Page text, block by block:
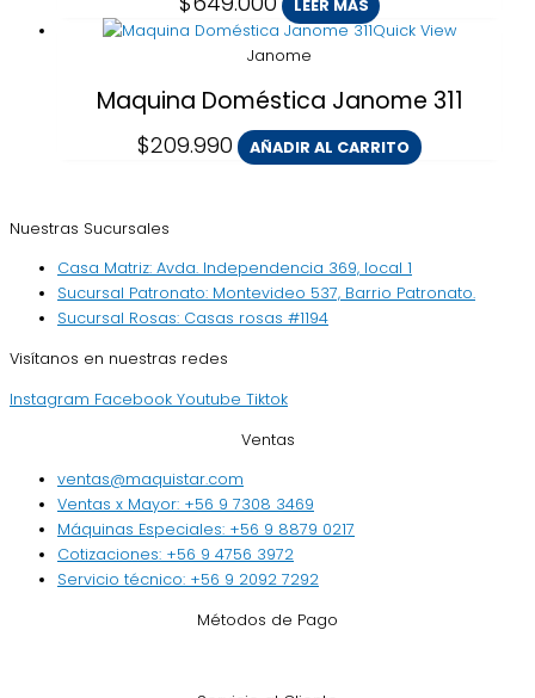
LEER MÁS
Quick View
Janome
Maquina Doméstica Janome 311
$209.990 AÑADIR AL CARRITO
Nuestras Sucursales
Casa Matriz: Avda. Independencia 369, local 1
Sucursal Patronato: Montevideo 537, Barrio Patronato.
Sucursal Rosas: Casas rosas #1194
Visítanos en nuestras redes
Instagram Facebook Youtube Tiktok
Ventas
ventas@maquistar.com
Ventas x Mayor: +56 9 7308 3469
Máquinas Especiales: +56 9 8879 0217
Cotizaciones: +56 9 4756 3972
Servicio técnico: +56 9 2092 7292
Métodos de Pago